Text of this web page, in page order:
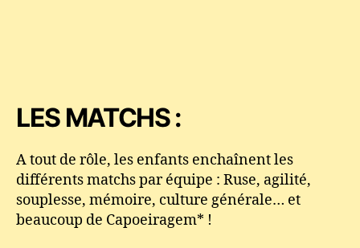
LES MATCHS :
A tout de rôle, les enfants enchaînent les
différents matchs par équipe : Ruse, agilité,
souplesse, mémoire, culture générale… et
beaucoup de Capoeiragem* !